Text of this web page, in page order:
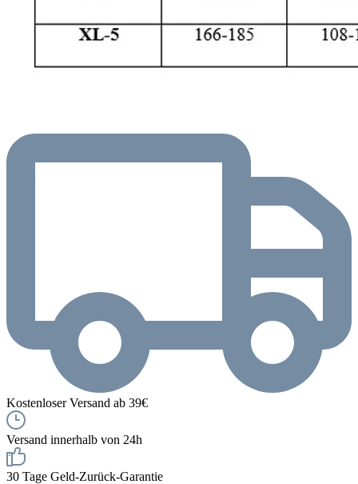
Kostenloser Versand ab 39€
Versand innerhalb von 24h
30 Tage Geld-Zurück-Garantie